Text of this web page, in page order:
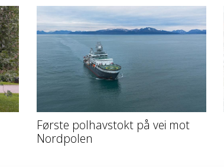
Første polhavstokt på vei mot
Nordpolen